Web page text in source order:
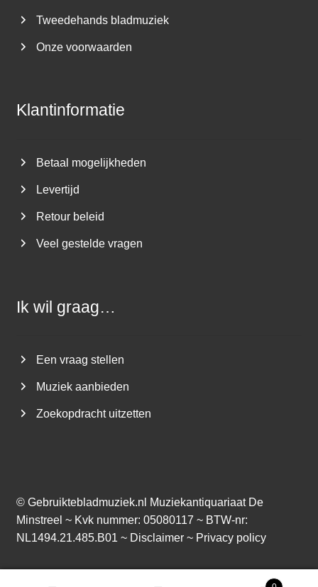
Tweedehands bladmuziek
Onze voorwaarden
Klantinformatie
Betaal mogelijkheden
Levertijd
Retour beleid
Veel gestelde vragen
Ik wil graag…
Een vraag stellen
Muziek aanbieden
Zoekopdracht uitzetten
© Gebruiktebladmuziek.nl
Muziekantiquariaat De
Minstreel ~ Kvk nummer: 05080117 ~ BTW-nr:
NL1494.21.485.B01 ~ Disclaimer~ Privacy policy